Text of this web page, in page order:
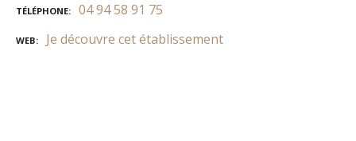
TÉLÉPHONE 04 94 58 91 75
WEB Je découvre cet établissement